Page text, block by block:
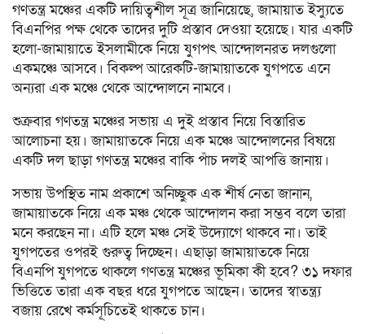
গণতন্ত্র মঞ্চের একটি দায়িত্বশীল সূত্র জানিয়েছে, জামায়াত ইস্যুতে
বিএনপির পক্ষ থেকে তাদের দুটি প্রস্তাব দেওয়া হয়েছে। যার একটি
হলো-জামায়াতে ইসলামীকে নিয়ে যুগপৎ আন্দোলনরত দলগুলো
একমঞ্চে আসবে। বিকল্প আরেকটি-জামায়াতকে যুগপতে এনে
অন্যরা এক মঞ্চে থেকে আন্দোলনে নামবে।
শুক্রবার গণতন্ত্র মঞ্চের সভায় এ দুই প্রস্তাব নিয়ে বিস্তারিত
আলোচনা হয়। জামায়াতকে নিয়ে এক মঞ্চে আন্দোলনের বিষয়ে
একটি দল ছাড়া গণতন্ত্র মঞ্চের বাকি পাঁচ দলই আপত্তি জানায়।
সভায় উপস্থিত নাম প্রকাশে অনিচ্ছুক এক শীর্ষ নেতা জানান,
জামায়াতকে নিয়ে এক মঞ্চ থেকে আন্দোলন করা সম্ভব বলে তারা
মনে করছেন না। এটি হলে মঞ্চ সেই উদ্যোগে থাকবে না। তাই
যুগপতের ওপরই গুরুত্ব দিচ্ছেন। এছাড়া জামায়াতকে নিয়ে
বিএনপি যুগপতে থাকলে গণতন্ত্র মঞ্চের ভূমিকা কী হবে? ৩১ দফার
ভিত্তিতে তারা এক বছর ধরে যুগপতে আছেন। তাদের স্বাতন্ত্র্য
বজায় রেখে কর্মসূচিতেই থাকতে চান।